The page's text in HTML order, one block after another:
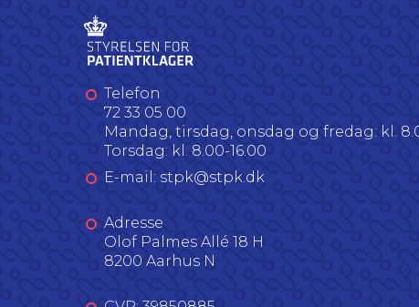
Telefon
72 33 05 00
Mandag, tirsdag, onsdag og fredag: kl.
Torsdag: kl. 8.00-16.00
E-mail: stpk@stpk.dk
Adresse
Olof Palmes Allé 18 H
8200 Aarhus N